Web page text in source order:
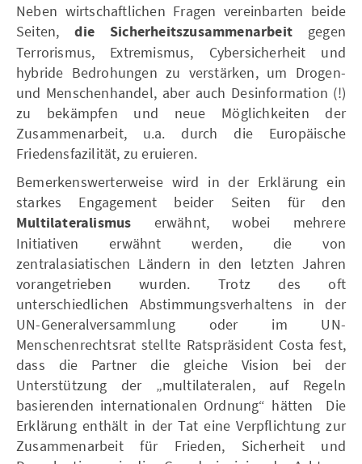
Neben wirtschaftlichen Fragen vereinbarten beide
Seiten,die Sicherheitszusammenarbeit gegen
Terrorismus, Extremismus, Cybersicherheit und
hybride Bedrohungen zu verstärken, um Drogen-
und Menschenhandel, aber auch Desinformation (!)
zu bekämpfen und neue Möglichkeiten der
Zusammenarbeit, u.a. durch die Europäische
Friedensfazilität, zu eruieren.
Bemerkenswerterweise wird in der Erklärung ein
starkes Engagement beider Seiten für den
Multilateralismus erwähnt, wobei mehrere
Initiativen erwähnt werden, die von
zentralasiatischen Ländern in den letzten Jahren
vorangetrieben wurden. Trotz des oft
unterschiedlichen Abstimmungsverhaltens in der
UN-Generalversammlung oder im UN-
Menschenrechtsrat stellte Ratspräsident Costa fest,
dass die Partner die gleiche Vision bei der
Unterstützung der „multilateralen, auf Regeln
basierenden internationalen Ordnung“ hätten Die
Erklärung enthält in der Tat eine Verpflichtung zur
Zusammenarbeit für Frieden, Sicherheit und